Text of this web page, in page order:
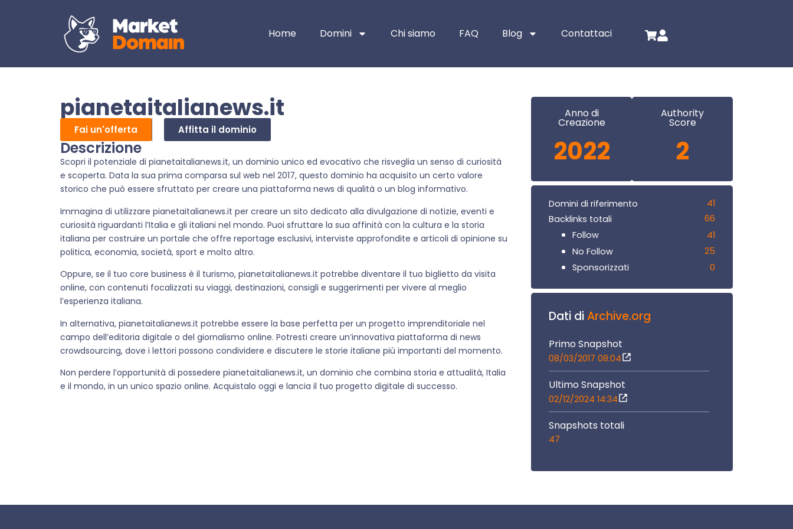
Home Domini Chi siamo FAQ Blog Contattaci
pianetaitalianews.it
Fai un'offerta Affitta il dominio
Descrizione
Scopri il potenziale di pianetaitalianews.it, un dominio unico ed evocativo che risveglia un senso di curiosità
e scoperta. Data la sua prima comparsa sul web nel 2017, questo dominio ha acquisito un certo valore
storico che può essere sfruttato per creare una piattaforma news di qualità o un blog informativo.
Immagina di utilizzare pianetaitalianews.it per creare un sito dedicato alla divulgazione di notizie, eventi e
curiosità riguardanti l’Italia e gli italiani nel mondo. Puoi sfruttare la sua affinità con la cultura e la storia
italiana per costruire un portale che offre reportage esclusivi, interviste approfondite e articoli di opinione su
politica, economia, società, sport e molto altro.
Oppure, se il tuo core business è il turismo, pianetaitalianews.it potrebbe diventare il tuo biglietto da visita
online, con contenuti focalizzati su viaggi, destinazioni, consigli e suggerimenti per vivere al meglio
l’esperienza italiana.
In alternativa, pianetaitalianews.it potrebbe essere la base perfetta per un progetto imprenditoriale nel
campo dell’editoria digitale o del giornalismo online. Potresti creare un’innovativa piattaforma di news
crowdsourcing, dove i lettori possono condividere e discutere le storie italiane più importanti del momento.
Non perdere l’opportunità di possedere pianetaitalianews.it, un dominio che combina storia e attualità, Italia
e il mondo, in un unico spazio online. Acquistalo oggi e lancia il tuo progetto digitale di successo.
Anno di
Creazione
2022
Authority
Score
2
Domini di riferimento
41
Backlinks totali
66
Follow
41
No Follow
25
Sponsorizzati
0
Dati diArchive.org
Primo Snapshot
08/03/2017 08:04
Ultimo Snapshot
02/12/2024 14:34
Snapshots totali
47